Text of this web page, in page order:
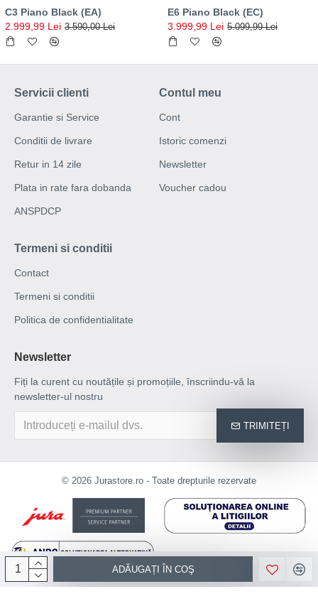
ADĂUGAȚI ÎN COŞ
C3 Piano Black (EA)
2.999,99 Lei 3.590,00 Lei
E6 Piano Black (EC)
3.999,99 Lei 5.099,99 Lei
Servicii clienti
Garantie si Service
Conditii de livrare
Retur in 14 zile
Plata in rate fara dobanda
ANSPDCP
Contul meu
Cont
Istoric comenzi
Newsletter
Voucher cadou
Termeni si conditii
Contact
Termeni si conditii
Politica de confidentialitate
Newsletter
Fiți la curent cu noutățile și promoțiile, înscriindu-vă la
newsletter-ul nostru
TRIMITEȚI
© 2026 Jurastore.ro - Toate drepturile rezervate